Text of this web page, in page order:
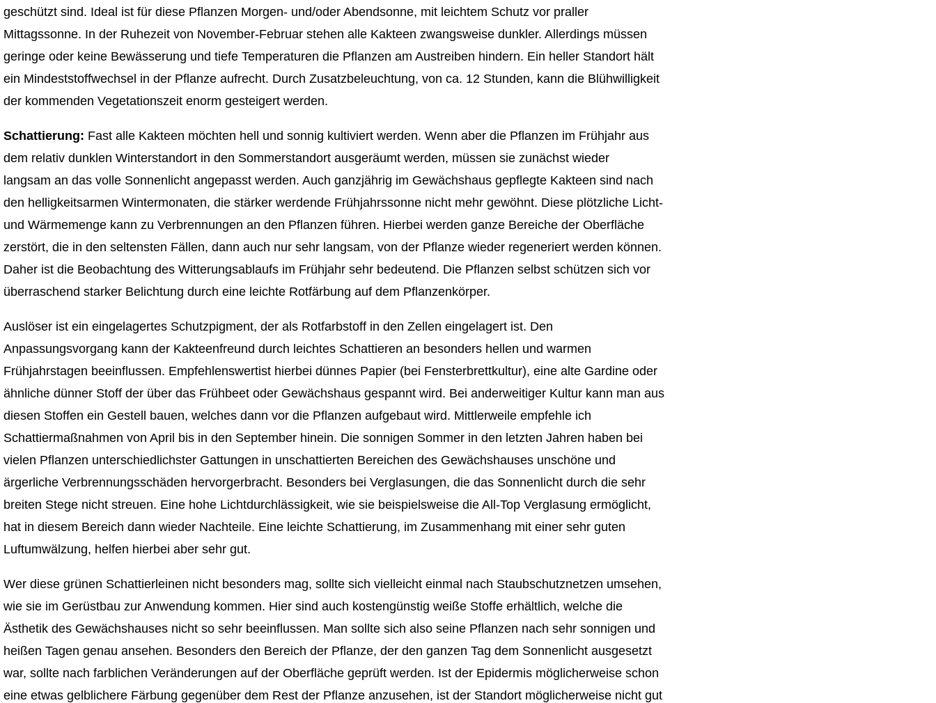
geschützt sind. Ideal ist für diese Pflanzen Morgen- und/oder Abendsonne, mit leichtem Schutz vor praller
Mittagssonne. In der Ruhezeit von November-Februar stehen alle Kakteen zwangsweise dunkler. Allerdings müssen
geringe oder keine Bewässerung und tiefe Temperaturen die Pflanzen am Austreiben hindern. Ein heller Standort hält
ein Mindeststoffwechsel in der Pflanze aufrecht. Durch Zusatzbeleuchtung, von ca. 12 Stunden, kann die Blühwilligkeit
der kommenden Vegetationszeit enorm gesteigert werden.
Schattierung: Fast alle Kakteen möchten hell und sonnig kultiviert werden. Wenn aber die Pflanzen im Frühjahr aus
dem relativ dunklen Winterstandort in den Sommerstandort ausgeräumt werden, müssen sie zunächst wieder
langsam an das volle Sonnenlicht angepasst werden. Auch ganzjährig im Gewächshaus gepflegte Kakteen sind nach
den helligkeitsarmen Wintermonaten, die stärker werdende Frühjahrssonne nicht mehr gewöhnt. Diese plötzliche Licht-
und Wärmemenge kann zu Verbrennungen an den Pflanzen führen. Hierbei werden ganze Bereiche der Oberfläche
zerstört, die in den seltensten Fällen, dann auch nur sehr langsam, von der Pflanze wieder regeneriert werden können.
Daher ist die Beobachtung des Witterungsablaufs im Frühjahr sehr bedeutend. Die Pflanzen selbst schützen sich vor
überraschend starker Belichtung durch eine leichte Rotfärbung auf dem Pflanzenkörper.
Auslöser ist ein eingelagertes Schutzpigment, der als Rotfarbstoff in den Zellen eingelagert ist. Den
Anpassungsvorgang kann der Kakteenfreund durch leichtes Schattieren an besonders hellen und warmen
Frühjahrstagen beeinflussen. Empfehlenswertist hierbei dünnes Papier (bei Fensterbrettkultur), eine alte Gardine oder
ähnliche dünner Stoff der über das Frühbeet oder Gewächshaus gespannt wird. Bei anderweitiger Kultur kann man aus
diesen Stoffen ein Gestell bauen, welches dann vor die Pflanzen aufgebaut wird. Mittlerweile empfehle ich
Schattiermaßnahmen von April bis in den September hinein. Die sonnigen Sommer in den letzten Jahren haben bei
vielen Pflanzen unterschiedlichster Gattungen in unschattierten Bereichen des Gewächshauses unschöne und
ärgerliche Verbrennungsschäden hervorgerbracht. Besonders bei Verglasungen, die das Sonnenlicht durch die sehr
breiten Stege nicht streuen. Eine hohe Lichtdurchlässigkeit, wie sie beispielsweise die All-Top Verglasung ermöglicht,
hat in diesem Bereich dann wieder Nachteile. Eine leichte Schattierung, im Zusammenhang mit einer sehr guten
Luftumwälzung, helfen hierbei aber sehr gut.
Wer diese grünen Schattierleinen nicht besonders mag, sollte sich vielleicht einmal nach Staubschutznetzen umsehen,
wie sie im Gerüstbau zur Anwendung kommen. Hier sind auch kostengünstig weiße Stoffe erhältlich, welche die
Ästhetik des Gewächshauses nicht so sehr beeinflussen. Man sollte sich also seine Pflanzen nach sehr sonnigen und
heißen Tagen genau ansehen. Besonders den Bereich der Pflanze, der den ganzen Tag dem Sonnenlicht ausgesetzt
war, sollte nach farblichen Veränderungen auf der Oberfläche geprüft werden. Ist der Epidermis möglicherweise schon
eine etwas gelblichere Färbung gegenüber dem Rest der Pflanze anzusehen, ist der Standort möglicherweise nicht gut